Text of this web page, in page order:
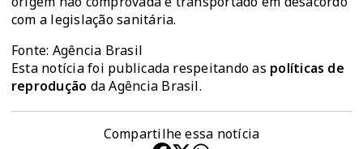
com a legislação sanitária.
Fonte: Agência Brasil
Esta notícia foi publicada respeitando as políticas de
reprodução da Agência Brasil.
Compartilhe essa notícia